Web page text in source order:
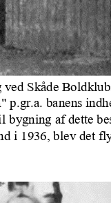
Skåde
p.gr.a. banens
bygning af dette
i 1936, blev det